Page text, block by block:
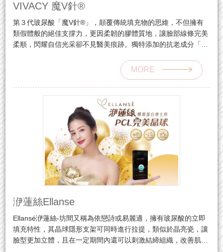
VIVACY 魔V針®
第３代玻尿酸「魔V針®」，顛覆傳統填充物的思維，不但擁有
類假體般的絕佳支撐力，更因柔韌的膠體質地，讓臉部線條完美
柔順，閃耀自信光采卻不見醫美痕跡。獨特添加的抗老成分「甘
MORE
洢蓮絲Ellanse
Ellansé洢蓮絲-坊間又稱為依戀詩或易麗適，擁有玻尿酸的立即
填充特性，其晶球隱形支架可同時進行拉提，類似於晶亮瓷，讓
臉型更加立體，且在一定期間內還可以刺激結締組織，改善肌膚